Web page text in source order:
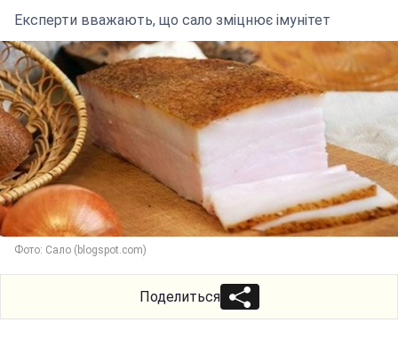
Експерти вважають, що сало зміцнює імунітет
Фото: Сало (blogspot.com)
Поделиться